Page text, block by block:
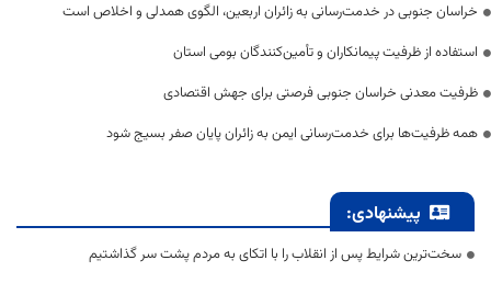
خراسان جنوبی در خدمت‌رسانی به زائران اربعین، الگوی همدلی و اخلاص است
استفاده از ظرفیت پیمانکاران و تأمین‌کنندگان بومی استان
ظرفیت معدنی خراسان جنوبی فرصتی برای جهش اقتصادی
همه ظرفیت‌ها برای خدمت‌رسانی ایمن به زائران پایان صفر بسیج شود
پیشنهادی:
سخت‌ترین شرایط پس از انقلاب را با اتکای به مردم پشت سر گذاشتیم